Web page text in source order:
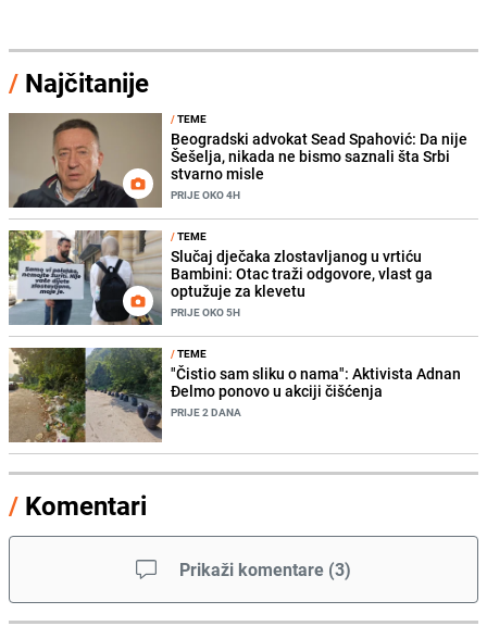
/ Najčitanije
/TEME
Beogradski advokat Sead Spahović: Da nije
Šešelja, nikada ne bismo saznali šta Srbi
stvarno misle
PRIJE OKO 4H
/TEME
Slučaj dječaka zlostavljanog u vrtiću
Bambini: Otac traži odgovore, vlast ga
optužuje za klevetu
PRIJE OKO 5H
/TEME
"Čistio sam sliku o nama": Aktivista Adnan
Đelmo ponovo u akciji čišćenja
PRIJE 2 DANA
/ Komentari
Prikaži komentare (3)